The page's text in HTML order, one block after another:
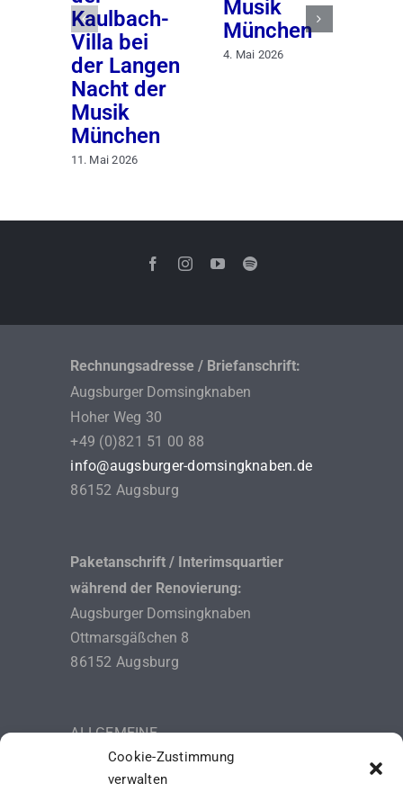
Cookie-Zustimmung
verwalten
Kaulbach-
Villa bei
der Langen
Nacht der
Musik
München
11. Mai 2026
Musik
München
4. Mai 2026
Rechnungsadresse / Briefanschrift:
Augsburger Domsingknaben
Hoher Weg 30
+49 (0)821 51 00 88
info@augsburger-domsingknaben.de
86152 Augsburg
Paketanschrift / Interimsquartier
während der Renovierung:
Augsburger Domsingknaben
Ottmarsgäßchen 8
86152 Augsburg
ALLGEMEINE
GESCHÄFTSBEDINGUNGEN (AGB)